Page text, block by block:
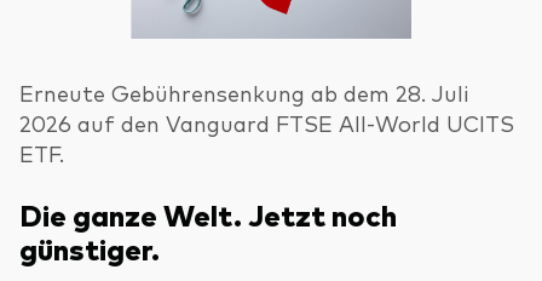
Liste aller Vanguard Fonds und ETFs
InsightsBack to main menu
Entdecken Sie Vanguard 365
Über uns
Back to main menu
Erneute Gebührensenkung ab dem 28. Juli
2026 auf den Vanguard FTSE All-World UCITS
ETF.
Die ganze Welt. Jetzt noch
günstiger.